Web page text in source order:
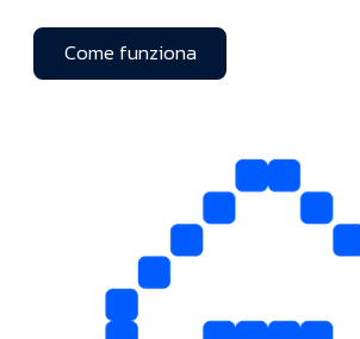
Come funziona
Come funziona